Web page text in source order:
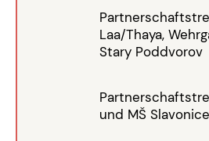
Laa/Thaya,
Stary Poddvorov
und MŠ Slavonice